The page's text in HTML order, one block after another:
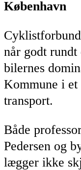
København
når godt
bilernes
Kommune i
transport.
Både
Pedersen og
lægger ikke